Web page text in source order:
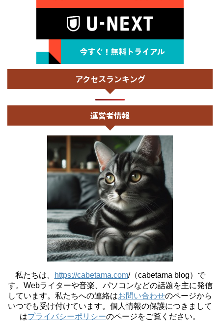
アクセスランキング
運営者情報
私たちは、 https://cabetama.com/（cabetama blog）で
す。 Webライターや音楽、パソコンなどの話題を主に発信
しています。私たちへの連絡はお問い合わせのページから
いつでも受け付けています。個人情報の保護につきまして
はプライバシーポリシーのページをご覧ください。